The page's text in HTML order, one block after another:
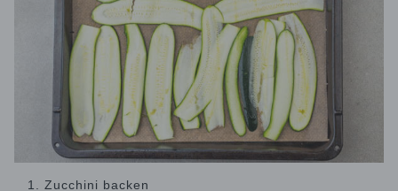
1. Zucchini backen